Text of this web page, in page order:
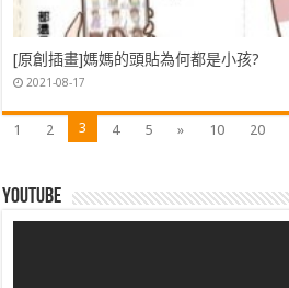
[原創插畫]媽媽的頭貼為何都是小孩?
2021-08-17
1 2 3 4 5 » 10 20
Youtube